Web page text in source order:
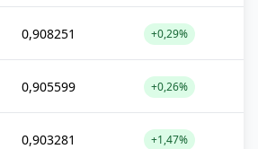
0,908251 +0,29%
0,905599 +0,26%
0,903281 +1,47%